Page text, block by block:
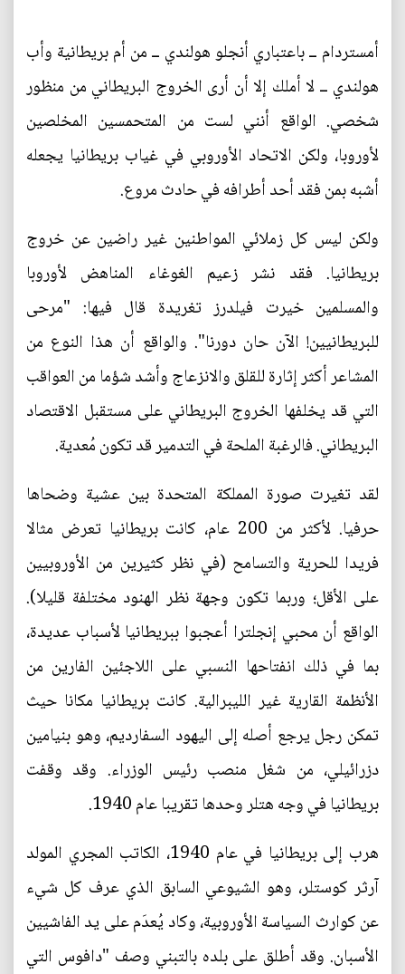
أمستردام ــ باعتباري أنجلو هولندي ــ من أم بريطانية وأب
هولندي ــ لا أملك إلا أن أرى الخروج البريطاني من منظور
شخصي. الواقع أنني لست من المتحمسين المخلصين
لأوروبا، ولكن الاتحاد الأوروبي في غياب بريطانيا يجعله
أشبه بمن فقد أحد أطرافه في حادث مروع.
ولكن ليس كل زملائي المواطنين غير راضين عن خروج
بريطانيا. فقد نشر زعيم الغوغاء المناهض لأوروبا
والمسلمين خيرت فيلدرز تغريدة قال فيها: "مرحى
للبريطانيين! الآن حان دورنا". والواقع أن هذا النوع من
المشاعر أكثر إثارة للقلق والانزعاج وأشد شؤما من العواقب
التي قد يخلفها الخروج البريطاني على مستقبل الاقتصاد
البريطاني. فالرغبة الملحة في التدمير قد تكون مُعدية.
لقد تغيرت صورة المملكة المتحدة بين عشية وضحاها
حرفيا. لأكثر من 200 عام، كانت بريطانيا تعرض مثالا
فريدا للحرية والتسامح (في نظر كثيرين من الأوروبيين
على الأقل؛ وربما تكون وجهة نظر الهنود مختلفة قليلا).
الواقع أن محبي إنجلترا أعجبوا ببريطانيا لأسباب عديدة،
بما في ذلك انفتاحها النسبي على اللاجئين الفارين من
الأنظمة القارية غير الليبرالية. كانت بريطانيا مكانا حيث
تمكن رجل يرجع أصله إلى اليهود السفارديم، وهو بنيامين
دزرائيلي، من شغل منصب رئيس الوزراء. وقد وقفت
بريطانيا في وجه هتلر وحدها تقريبا عام 1940.
هرب إلى بريطانيا في عام 1940، الكاتب المجري المولد
آرثر كوستلر، وهو الشيوعي السابق الذي عرف كل شيء
عن كوارث السياسة الأوروبية، وكاد يُعدَم على يد الفاشيين
الأسبان. وقد أطلق على بلده بالتبني وصف "دافوس التي